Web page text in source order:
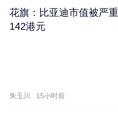
花旗：比亚迪市值被严
142港元
朱玉川 15小时前